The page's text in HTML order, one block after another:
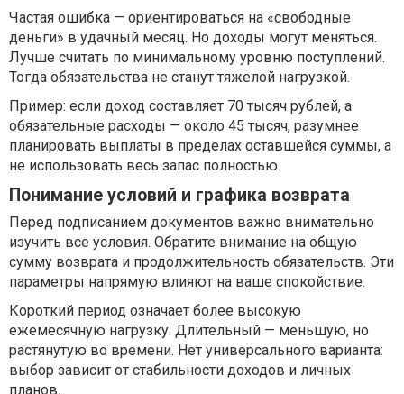
Частая ошибка — ориентироваться на «свободные
деньги» в удачный месяц. Но доходы могут меняться.
Лучше считать по минимальному уровню поступлений.
Тогда обязательства не станут тяжелой нагрузкой.
Пример: если доход составляет 70 тысяч рублей, а
обязательные расходы — около 45 тысяч, разумнее
планировать выплаты в пределах оставшейся суммы, а
не использовать весь запас полностью.
Понимание условий и графика возврата
Перед подписанием документов важно внимательно
изучить все условия. Обратите внимание на общую
сумму возврата и продолжительность обязательств. Эти
параметры напрямую влияют на ваше спокойствие.
Короткий период означает более высокую
ежемесячную нагрузку. Длительный — меньшую, но
растянутую во времени. Нет универсального варианта:
выбор зависит от стабильности доходов и личных
планов.